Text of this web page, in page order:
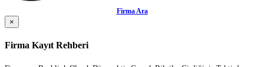
Firma Ara
×
Firma Kayıt Rehberi